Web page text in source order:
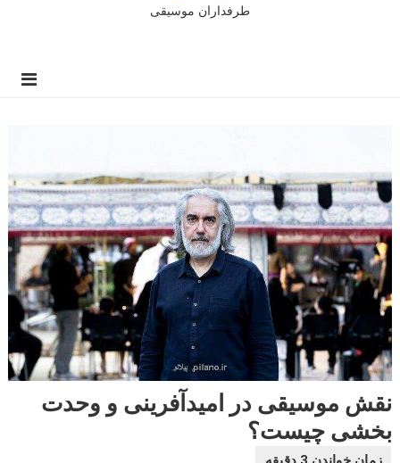
طرفداران موسیقی
نقش موسیقی در امیدآفرینی و وحدت
بخشی چیست؟